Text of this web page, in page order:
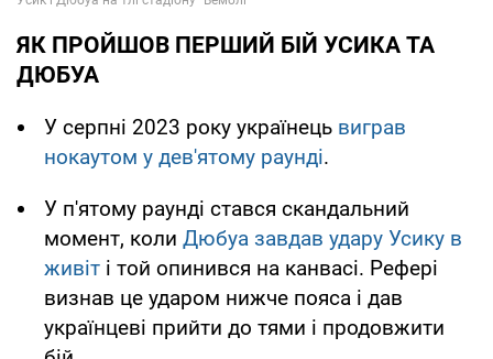
ЯК ПРОЙШОВ ПЕРШИЙ БІЙ УСИКА ТА
ДЮБУА
У серпні 2023 року українець виграв
нокаутом у дев'ятому раунді.
У п'ятому раунді стався скандальний
момент, коли Дюбуа завдав удару Усику в
живіт і той опинився на канвасі. Рефері
визнав це ударом нижче пояса і дав
українцеві прийти до тями і продовжити